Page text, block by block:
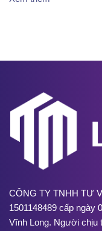
CÔNG TY TNHH TƯ
1501148489 cấp ngày
Vĩnh Long. Người chịu